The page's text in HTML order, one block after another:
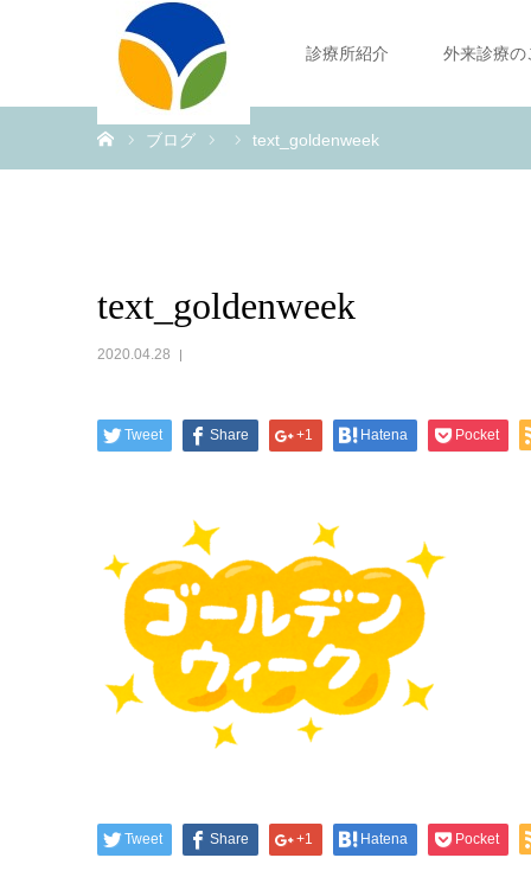
診療所紹介 外来診療の
ブログ text_goldenweek
text_goldenweek
2020.04.28
Tweet Share +1 Hatena Pocket
Tweet Share +1 Hatena Pocket